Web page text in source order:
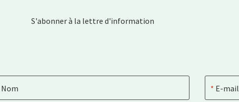
S'abonner à la lettre d'information
Nom E-mail